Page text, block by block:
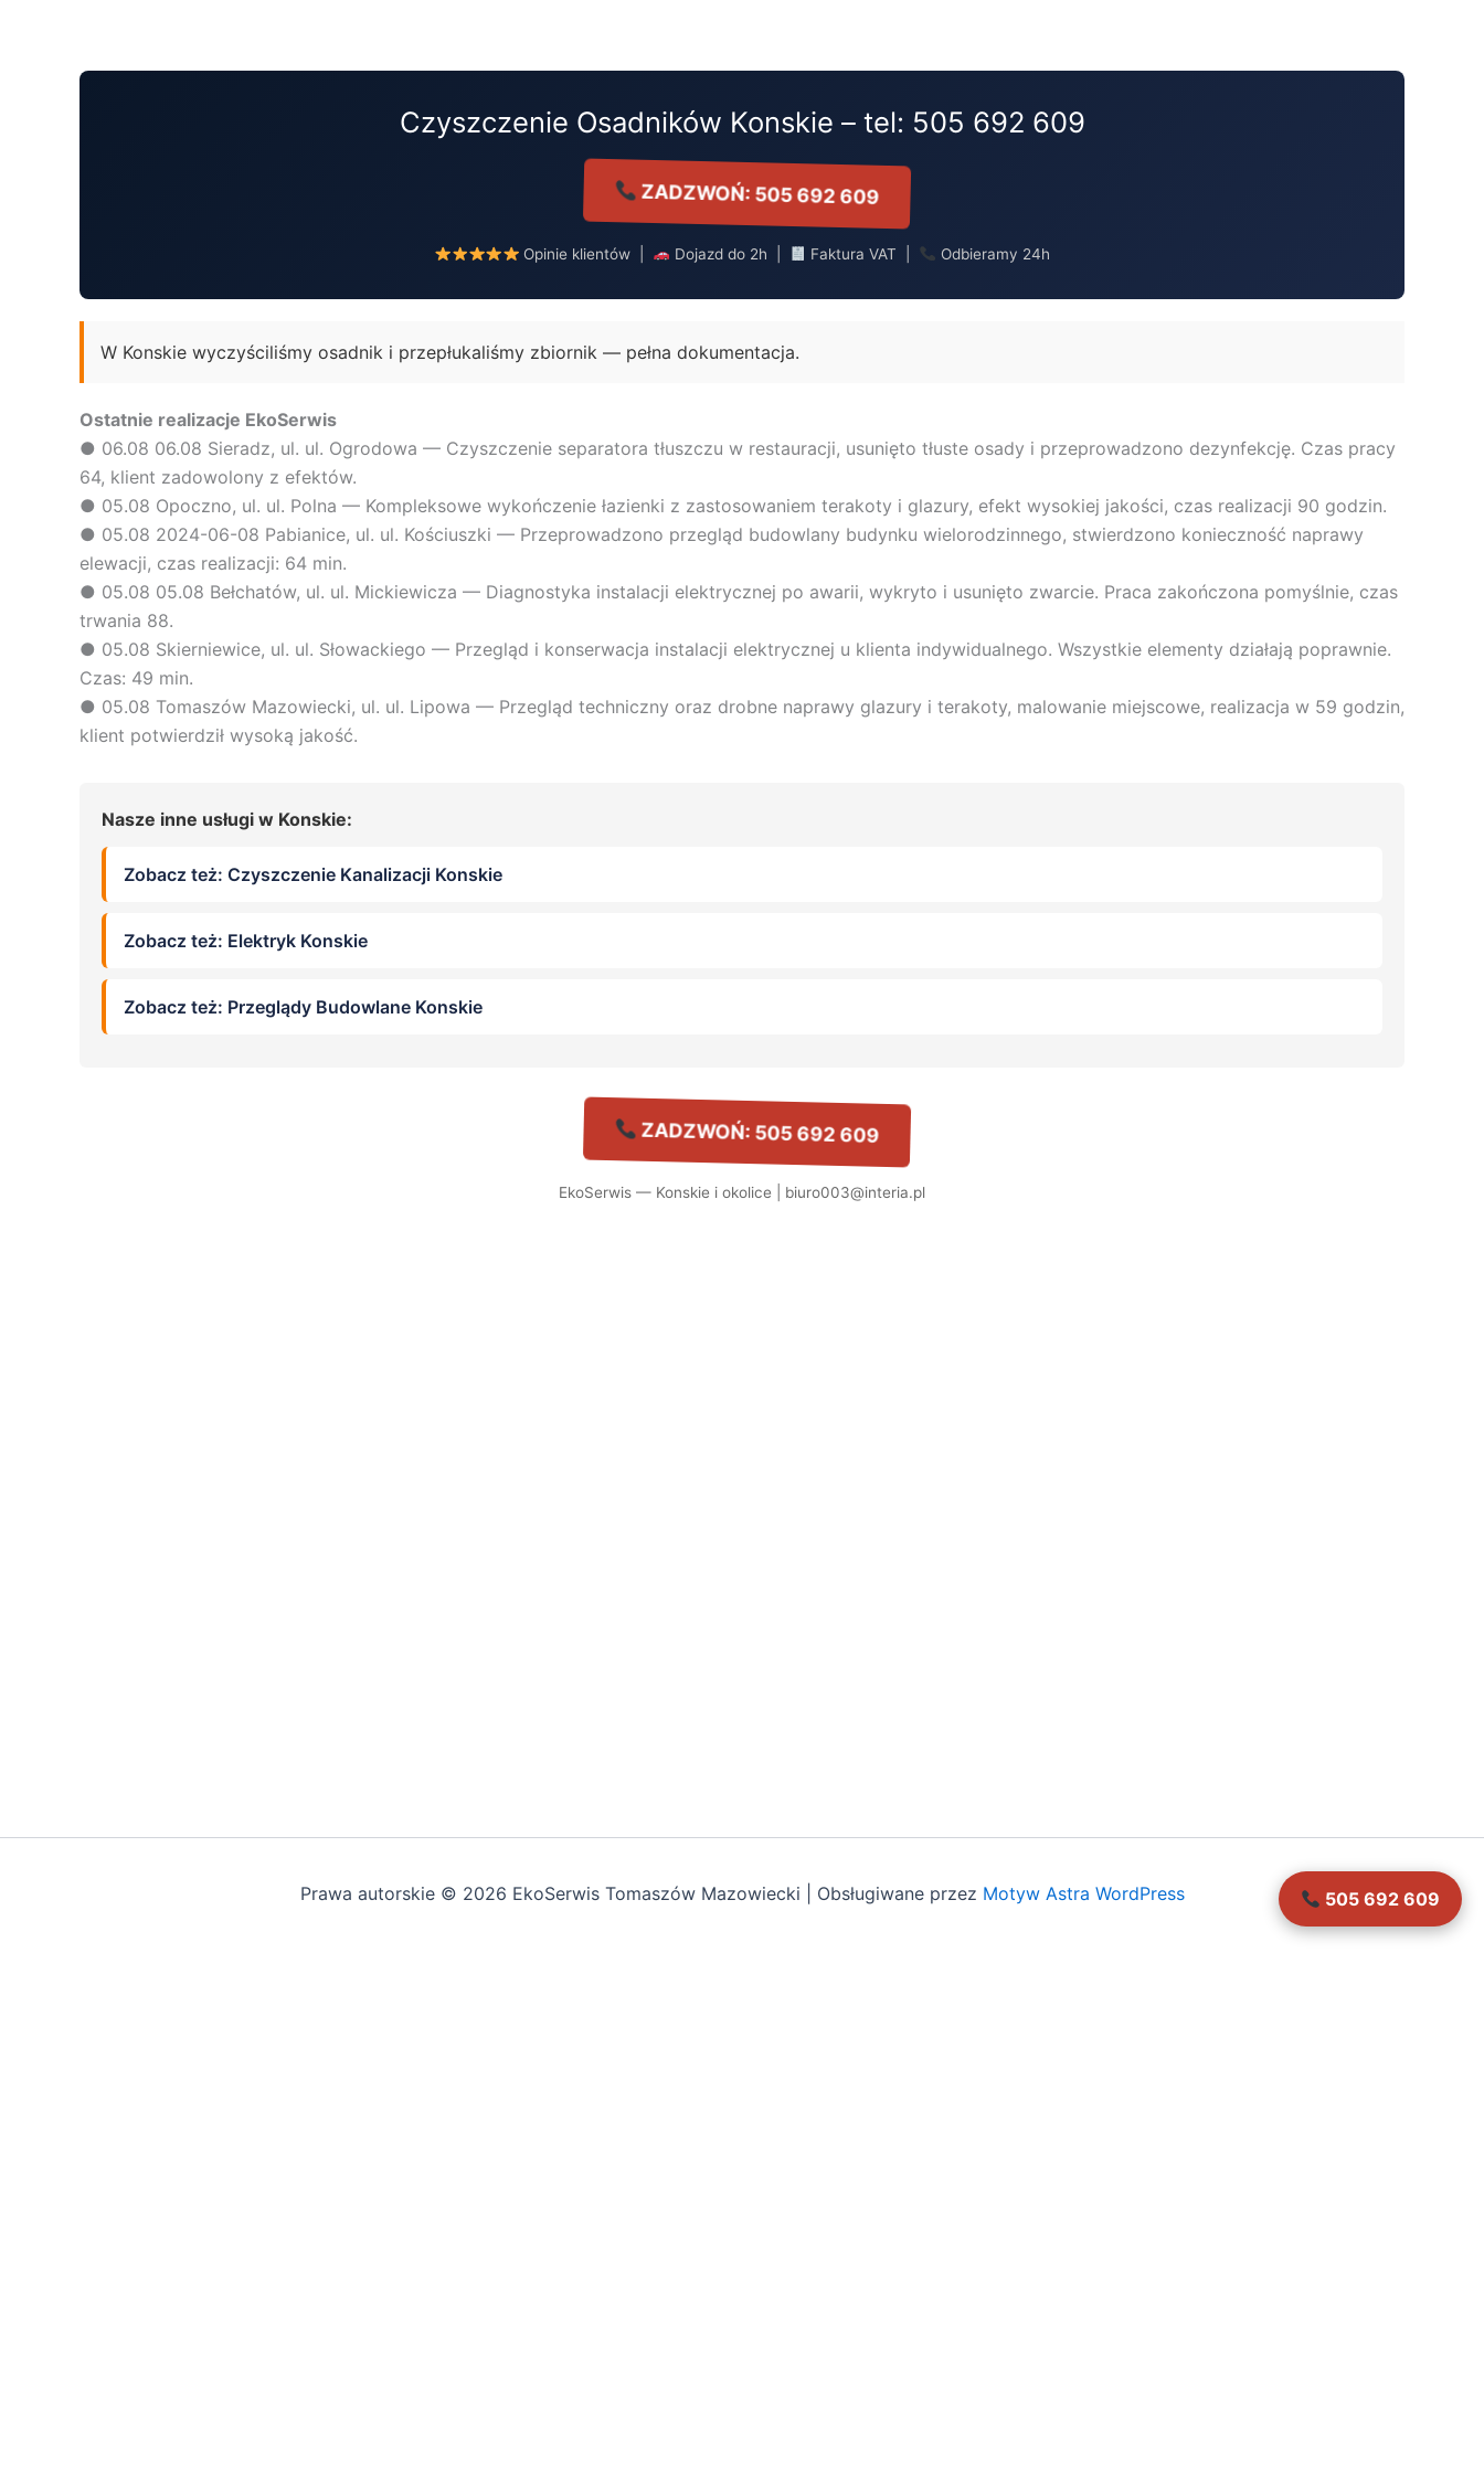
Czyszczenie Osadników Konskie – tel: 505 692 609
ZADZWOŃ: 505 692 609
Opinie klientów | Dojazd do 2h | Faktura VAT | Odbieramy 24h
W Konskie wyczyściliśmy osadnik i przepłukaliśmy zbiornik — pełna dokumentacja.
Ostatnie realizacje EkoSerwis
● 06.08 06.08 Sieradz, ul. ul. Ogrodowa — Czyszczenie separatora tłuszczu w restauracji, usunięto tłuste osady i przeprowadzono dezynfekcję. Czas pracy
64, klient zadowolony z efektów.
● 05.08 Opoczno, ul. ul. Polna — Kompleksowe wykończenie łazienki z zastosowaniem terakoty i glazury, efekt wysokiej jakości, czas realizacji 90 godzin.
● 05.08 2024-06-08 Pabianice, ul. ul. Kościuszki — Przeprowadzono przegląd budowlany budynku wielorodzinnego, stwierdzono konieczność naprawy
elewacji, czas realizacji: 64 min.
● 05.08 05.08 Bełchatów, ul. ul. Mickiewicza — Diagnostyka instalacji elektrycznej po awarii, wykryto i usunięto zwarcie. Praca zakończona pomyślnie, czas
trwania 88.
● 05.08 Skierniewice, ul. ul. Słowackiego — Przegląd i konserwacja instalacji elektrycznej u klienta indywidualnego. Wszystkie elementy działają poprawnie.
Czas: 49 min.
● 05.08 Tomaszów Mazowiecki, ul. ul. Lipowa — Przegląd techniczny oraz drobne naprawy glazury i terakoty, malowanie miejscowe, realizacja w 59 godzin,
klient potwierdził wysoką jakość.
Nasze inne usługi w Konskie:
Zobacz też: Czyszczenie Kanalizacji Konskie
Zobacz też: Elektryk Konskie
Zobacz też: Przeglądy Budowlane Konskie
ZADZWOŃ: 505 692 609
EkoSerwis — Konskie i okolice | biuro003@interia.pl
505 692 609
Prawa autorskie © 2026 EkoSerwis Tomaszów Mazowiecki | Obsługiwane przez Motyw Astra WordPress